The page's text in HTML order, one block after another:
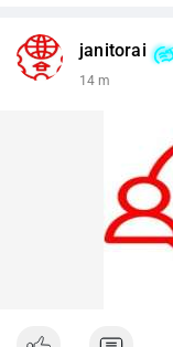
janitorai
14 m